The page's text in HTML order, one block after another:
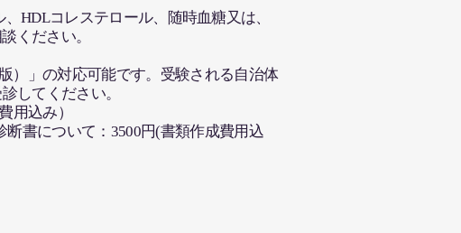
HDLコレステロール、随時血糖又は、
ください。
）」の対応可能です。受験される自治体
してください。
用込み）
書について：3500円(書類作成費用込